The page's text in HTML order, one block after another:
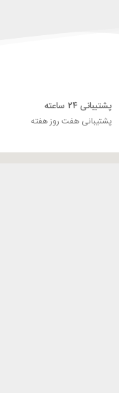
پشتیبانی ۲۴ ساعته
پشتیبانی هفت روز هفته